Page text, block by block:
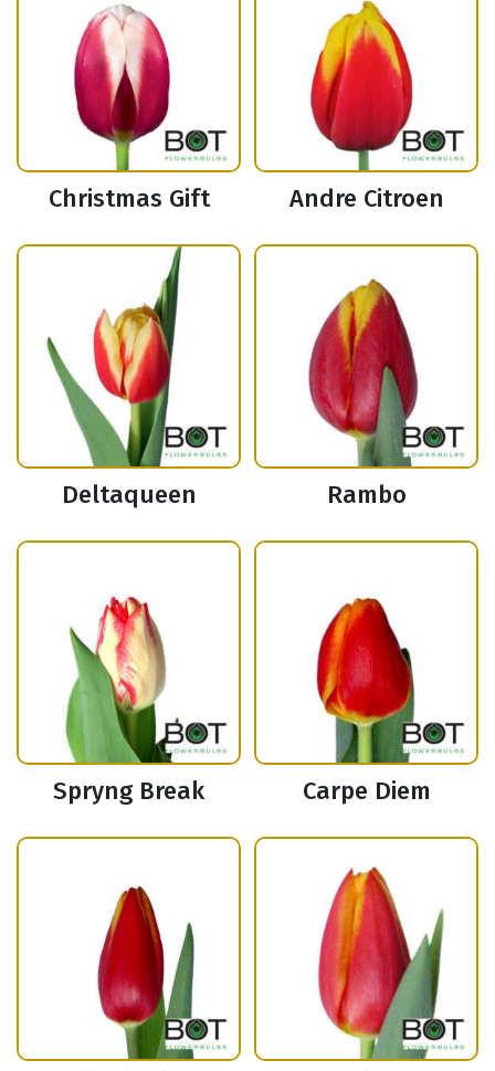
Christmas Gift Andre Citroen
Deltaqueen Rambo
Spryng Break Carpe Diem